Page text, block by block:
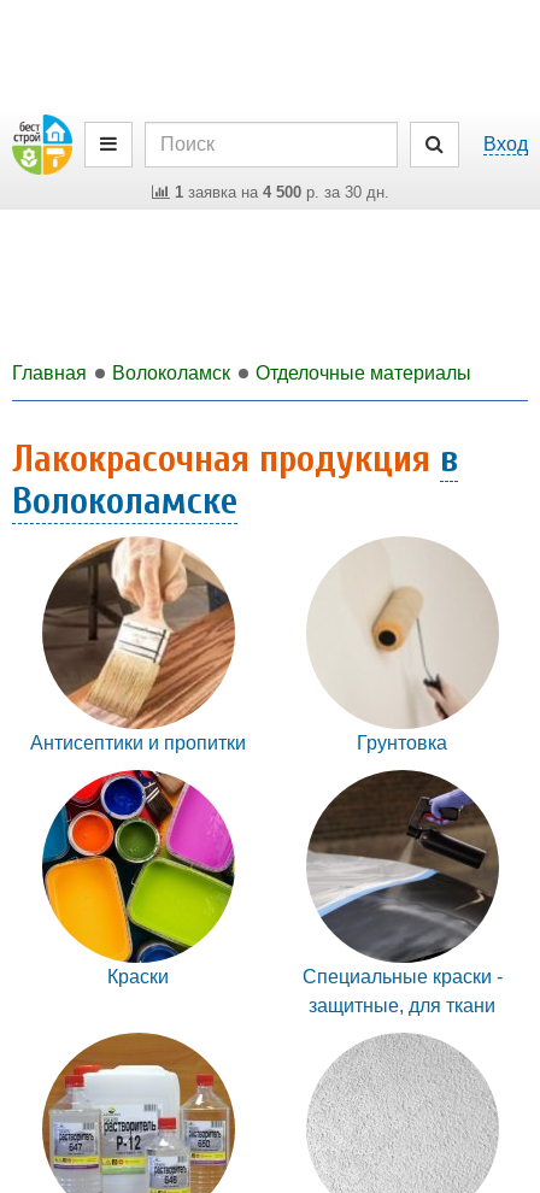
Вход
1заявка на 4 500р. за 30 дн.
Главная Волоколамск Отделочные материалы
Лакокрасочная продукция в
Волоколамске
Антисептики и пропитки Грунтовка
Краски
Специальные краски -
защитные, для ткани